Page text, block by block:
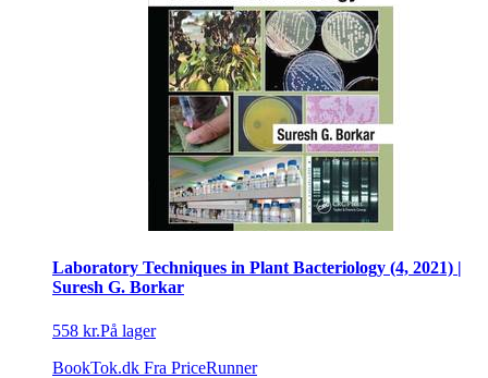
Laboratory Techniques in Plant Bacteriology (4, 2021) |
Suresh G. Borkar
558 kr.På lager
BookTok.dk Fra PriceRunner